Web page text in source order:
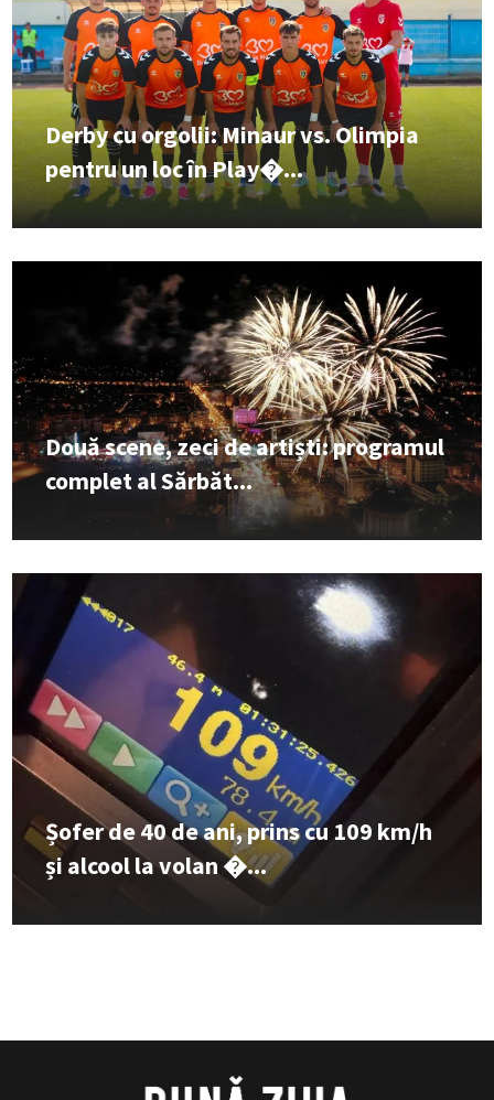
Derby cu orgolii: Minaur vs. Olimpia
pentru un loc în Play�...
Două scene, zeci de artiști: programul
complet al Sărbăt...
Șofer de 40 de ani, prins cu 109 km/h
și alcool la volan �...